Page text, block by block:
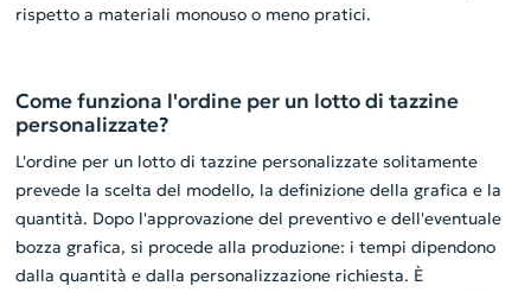
rispetto a materiali monouso o meno pratici.
Come funziona l'ordine per un lotto di tazzine
personalizzate?
L'ordine per un lotto di tazzine personalizzate solitamente
prevede la scelta del modello, la definizione della grafica e la
quantità. Dopo l'approvazione del preventivo e dell'eventuale
bozza grafica, si procede alla produzione: i tempi dipendono
dalla quantità e dalla personalizzazione richiesta. È